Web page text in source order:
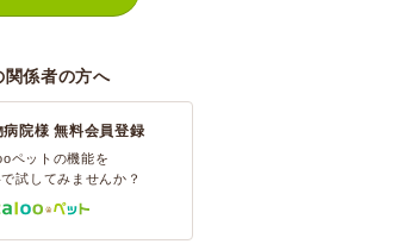
関係者の方へ
病院様 無料会員登録
ペットの機能を
試してみませんか？